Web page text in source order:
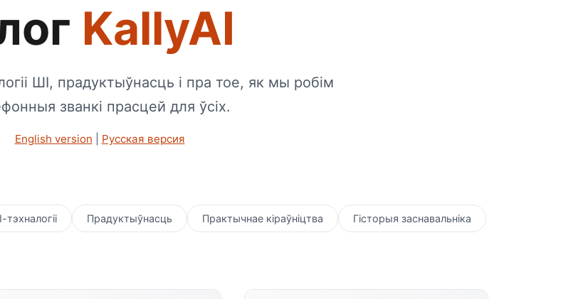
KallyAI
ШІ, прадуктыўнасць і пра тое, як мы робім
званкі прасцей для ўсіх.
English version Русская версия
тэхналогіі Прадуктыўнасць Практычнае кіраўніцтва Гісторыя заснавальніка